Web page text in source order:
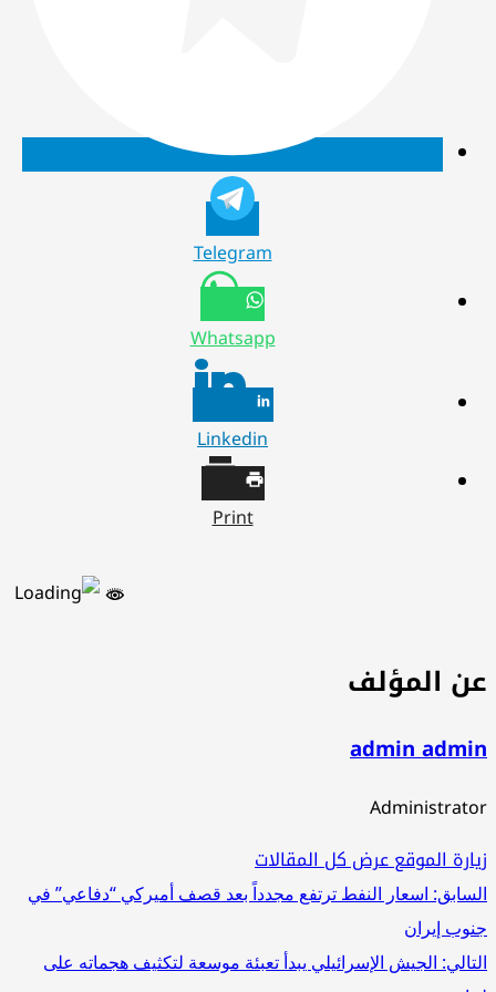
Telegram
Whatsapp
Linkedin
Print
المؤلف
admin
الموقععرض كل المقالات
اسعار النفط ترتفع مجدداً بعد قصف أميركي “دفاعي” في
إيران
الجيش الإسرائيلي يبدأ تعبئة موسعة لتكثيف هجماته على